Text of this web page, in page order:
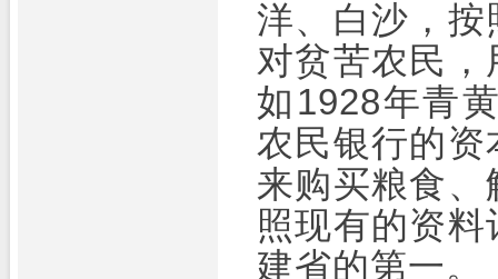
洋、白沙，
对贫苦农民
如1928年青
农民银行的
来购买粮食
照现有的资
建省的第一。